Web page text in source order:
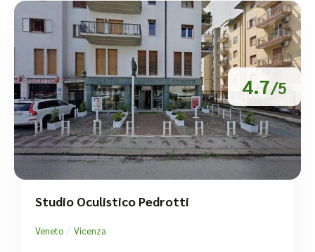
4.7/5
Studio Oculistico Pedrotti
Veneto / Vicenza